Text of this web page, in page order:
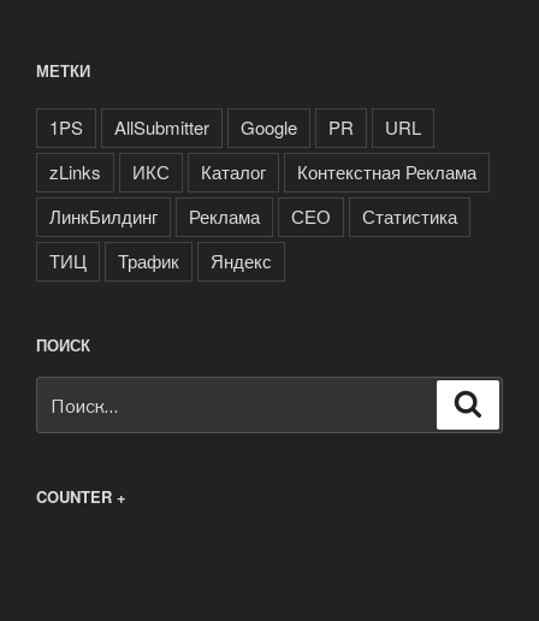
МЕТКИ
1PS AllSubmitter Google PR
URL
zLinks
ИКС Каталог
Контекстная Реклама
ЛинкБилдинг
Реклама СЕО
Статистика
ТИЦ
Трафик Яндекс
ПОИСК
COUNTER +